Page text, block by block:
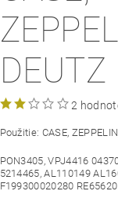
DEUTZ
2
Použitie: CASE,
PON3405,VPJ4416
5214465, AL110149
F199300020280